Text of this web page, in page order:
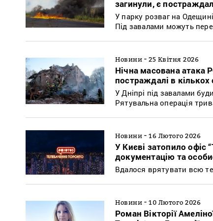
загинули, є
У парку розваг на
Під завалами можуть
Новини - 25 Квітня 2026
Нічна масована атака
постраждалі в кількох
У Дніпрі під завалами
Рятувальна операція
Новини - 16 Лютого 2026
У Києві затопило офіс
документацію та
Вдалося врятувати всю
Новини - 10 Лютого 2026
Роман Вікторії